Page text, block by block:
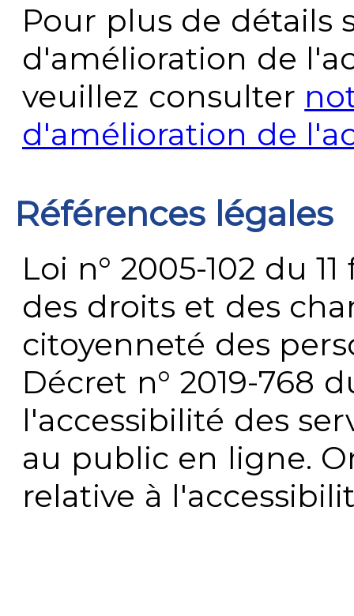
Pour plus de détails
d'amélioration de
veuillez consulter
d'amélioration de
Références légales
Loi n° 2005-102 du
des droits et des
citoyenneté des
Décret n° 2019-768
l'accessibilité des
au public en ligne.
relative à